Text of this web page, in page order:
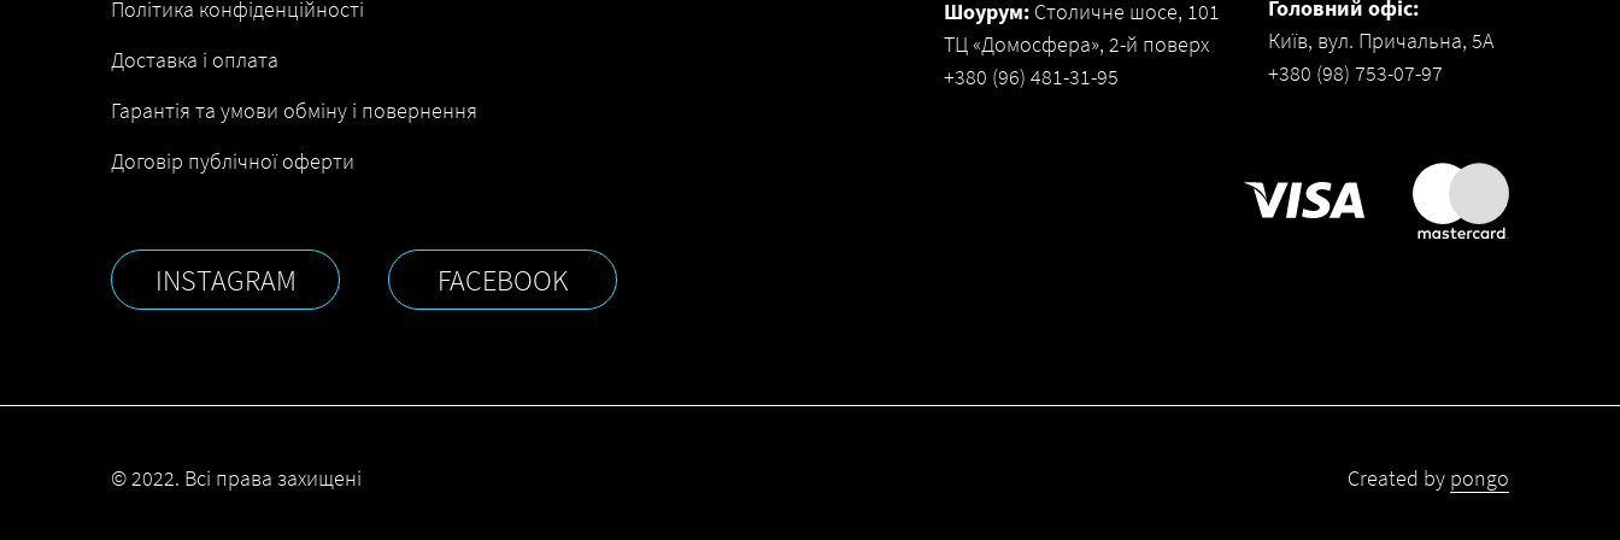
Доставка і оплата
Головний офіс:
Київ, вул. Причальна, 5А
+380 (98) 753-07-97
Політика конфіденційності
Договір публічної оферти
Гарантія та умови обміну і повернення
FACEBOOK
INSTAGRAM
Шоурум: Столичне шосе, 101
ТЦ «Домосфера», 2-й поверх
+380 (96) 481-31-95
Created by pongo
© 2022. Всі права захищені